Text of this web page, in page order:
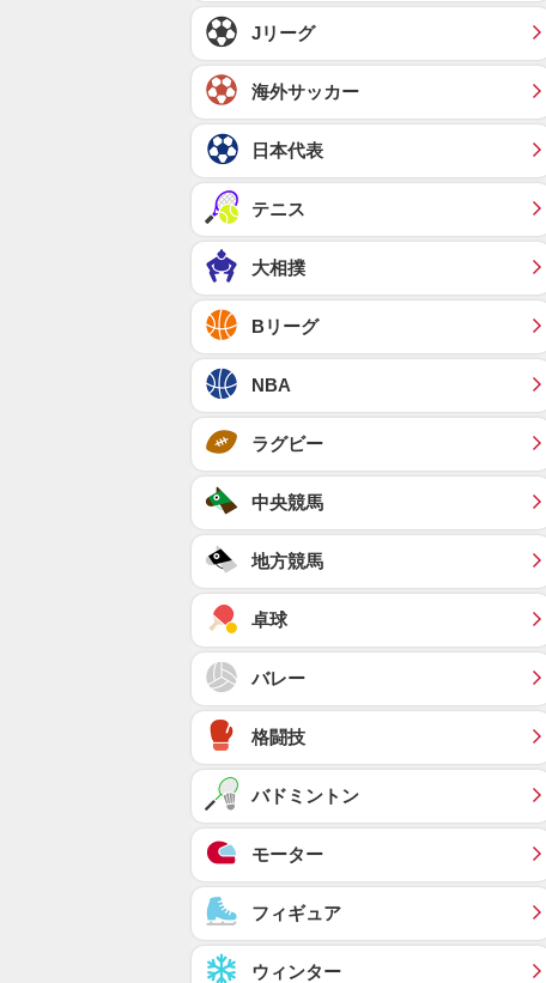
Jリーグ
海外サッカー
日本代表
テニス
大相撲
Bリーグ
NBA
ラグビー
中央競馬
地方競馬
卓球
バレー
格闘技
バドミントン
モーター
フィギュア
ウィンター